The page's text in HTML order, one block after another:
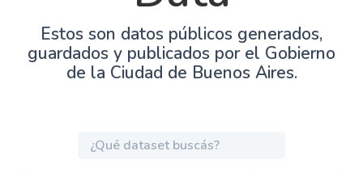
Estos son datos públicos generados,
guardados y publicados por el Gobierno
de la Ciudad de Buenos Aires.